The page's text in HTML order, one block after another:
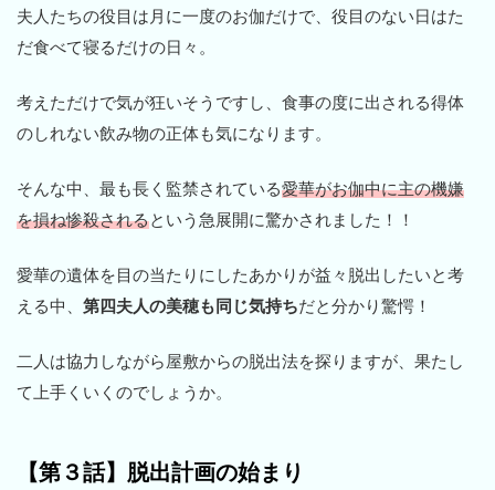
夫人たちの役目は月に一度のお伽だけで、役目のない日はた
だ食べて寝るだけの日々。
考えただけで気が狂いそうですし、食事の度に出される得体
のしれない飲み物の正体も気になります。
そんな中、最も長く監禁されている愛華がお伽中に主の機嫌
を損ね惨殺されるという急展開に驚かされました！！
愛華の遺体を目の当たりにしたあかりが益々脱出したいと考
える中、 第四夫人の美穂も同じ気持ちだと分かり驚愕！
二人は協力しながら屋敷からの脱出法を探りますが、果たし
て上手くいくのでしょうか。
【第３話】脱出計画の始まり